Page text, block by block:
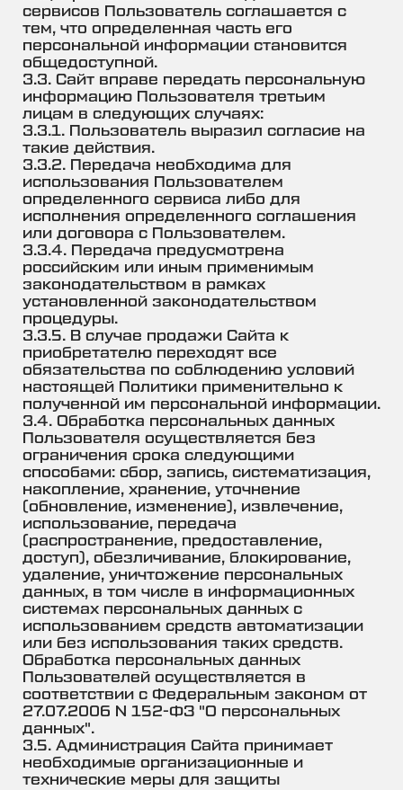
сервисов Пользователь соглашается с
тем, что определенная часть его
персональной информации становится
общедоступной.
3.3. Сайт вправе передать персональную
информацию Пользователя третьим
лицам в следующих случаях:
3.3.1. Пользователь выразил согласие на
такие действия.
3.3.2. Передача необходима для
использования Пользователем
определенного сервиса либо для
исполнения определенного соглашения
или договора с Пользователем.
3.3.4. Передача предусмотрена
российским или иным применимым
законодательством в рамках
установленной законодательством
процедуры.
3.3.5. В случае продажи Сайта к
приобретателю переходят все
обязательства по соблюдению условий
настоящей Политики применительно к
полученной им персональной информации.
3.4. Обработка персональных данных
Пользователя осуществляется без
ограничения срока следующими
способами: сбор, запись, систематизация,
накопление, хранение, уточнение
(обновление, изменение), извлечение,
использование, передача
(распространение, предоставление,
доступ), обезличивание, блокирование,
удаление, уничтожение персональных
данных, в том числе в информационных
системах персональных данных с
использованием средств автоматизации
или без использования таких средств.
Обработка персональных данных
Пользователей осуществляется в
соответствии с Федеральным законом от
27.07.2006 N 152-ФЗ "О персональных
данных".
3.5. Администрация Сайта принимает
необходимые организационные и
технические меры для защиты